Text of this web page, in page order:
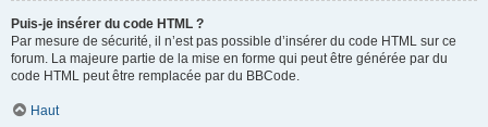
Puis-je insérer du code HTML ?
Par mesure de sécurité, il n’est pas possible d’insérer du code HTML sur ce
forum. La majeure partie de la mise en forme qui peut être générée par du
code HTML peut être remplacée par du BBCode.
Haut